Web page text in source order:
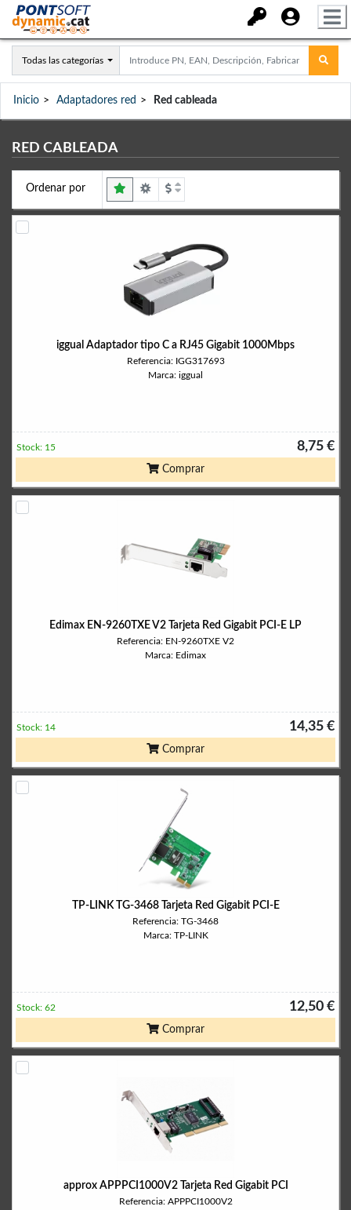
Todas las categorías
Inicio Adaptadores red Red cableada
RED CABLEADA
Ordenar por
iggual Adaptador tipo C a RJ45 Gigabit 1000Mbps
Referencia: IGG317693
Marca: iggual
8,75 €
Stock: 15
Comprar
Edimax EN-9260TXE V2 Tarjeta Red Gigabit PCI-E LP
Referencia: EN-9260TXE V2
Marca: Edimax
14,35 €
Stock: 14
Comprar
TP-LINK TG-3468 Tarjeta Red Gigabit PCI-E
Referencia: TG-3468
Marca: TP-LINK
12,50 €
Stock: 62
Comprar
approx APPPCI1000V2 Tarjeta Red Gigabit PCI
Referencia: APPPCI1000V2